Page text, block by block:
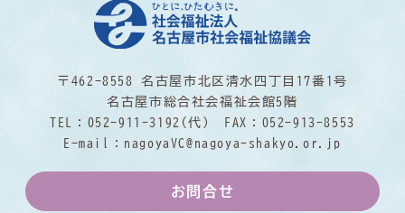
〒462-8558 名古屋市北区清水四丁目17番1号
名古屋市総合社会福祉会館5階
TEL： 052-911-3192 (代) FAX：052-913-8553
E-mail： nagoyaVC@nagoya-shakyo.or.jp
お問合せ